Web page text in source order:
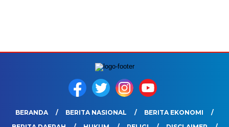
BERANDA BERITA NASIONAL
BERITA EKONOMI